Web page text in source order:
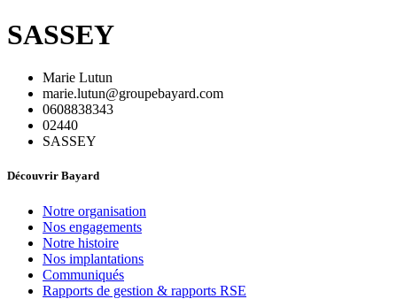
SASSEY
Marie Lutun
marie.lutun@groupebayard.com
0608838343
02440
SASSEY
Découvrir Bayard
Notre organisation
Nos engagements
Notre histoire
Nos implantations
Communiqués
Rapports de gestion & rapports RSE